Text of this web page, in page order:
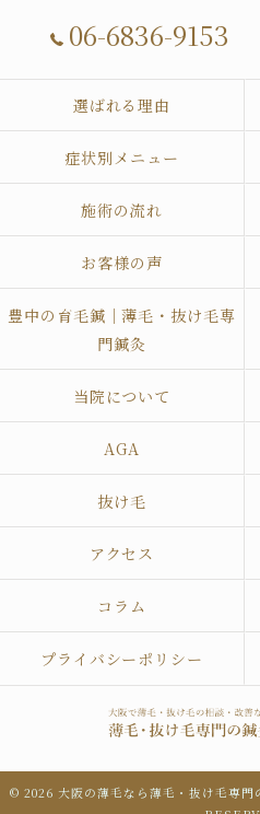
06-6836-9153
選ばれる理由
症状別メニュー
施術の流れ
お客様の声
豊中の育毛鍼｜薄毛・抜け毛専
門鍼灸
当院について
AGA
抜け毛
アクセス
コラム
プライバシーポリシー
© 2026 大阪の薄毛なら薄毛・抜け毛専